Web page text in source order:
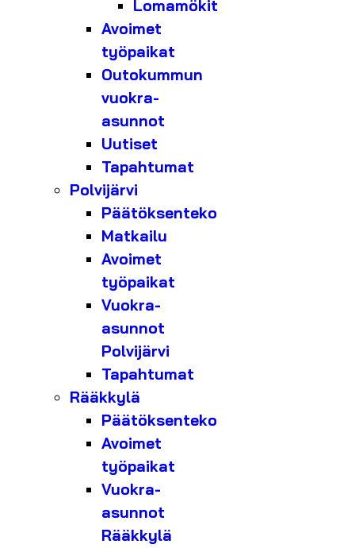
Lomamökit
Avoimet
työpaikat
Outokummun
vuokra-
asunnot
Uutiset
Tapahtumat
Polvijärvi
Päätöksenteko
Matkailu
Avoimet
työpaikat
Vuokra-
asunnot
Polvijärvi
Tapahtumat
Rääkkylä
Päätöksenteko
Avoimet
työpaikat
Vuokra-
asunnot
Rääkkylä